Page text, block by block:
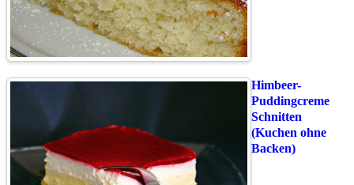
Himbeer-
Puddingcreme
Schnitten
(Kuchen ohne
Backen)